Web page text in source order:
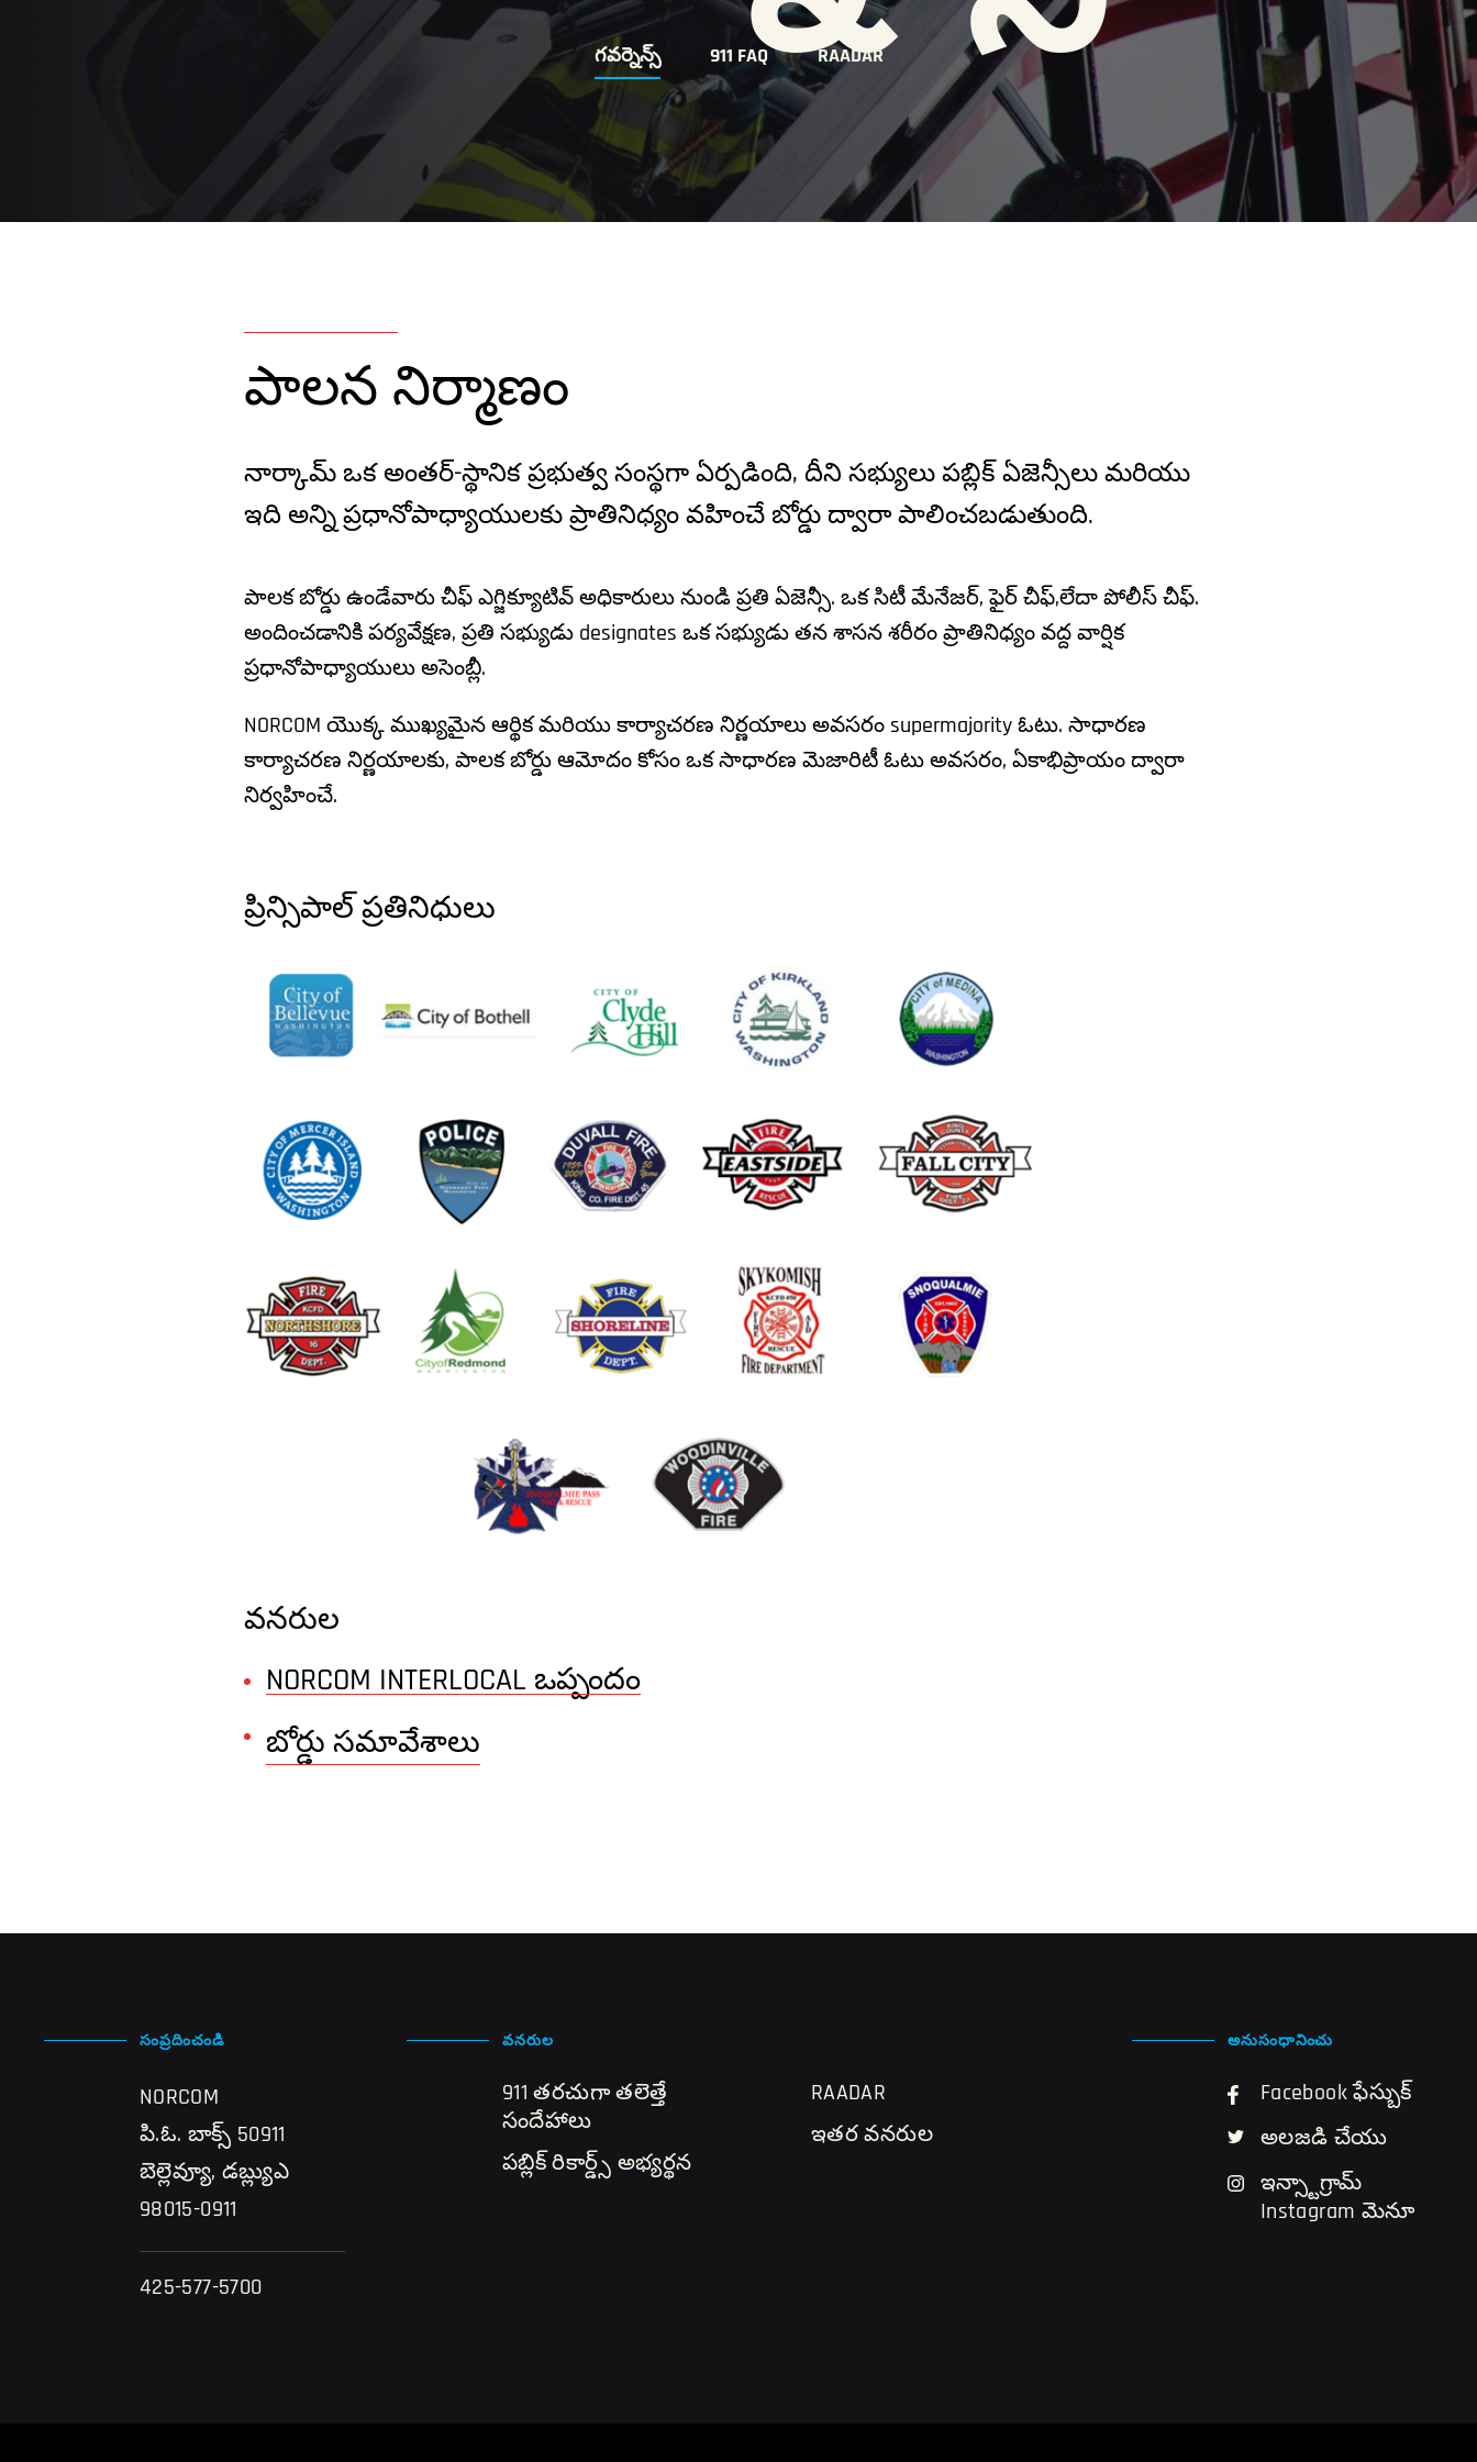
గవర్నెన్స్ 911 FAQ RAADAR
పాలన నిర్మాణం
నార్కామ్ ఒక అంతర్-స్థానిక ప్రభుత్వ సంస్థగా ఏర్పడింది, దీని సభ్యులు పబ్లిక్ ఏజెన్సీలు మరియు
ఇది అన్ని ప్రధానోపాధ్యాయులకు ప్రాతినిధ్యం వహించే బోర్డు ద్వారా పాలించబడుతుంది.
పాలక బోర్డు ఉండేవారు చీఫ్ ఎగ్జిక్యూటివ్ అధికారులు నుండి ప్రతి ఏజెన్సీ. ఒక సిటీ మేనేజర్, ఫైర్ చీఫ్,లేదా పోలీస్ చీఫ్.
అందించడానికి పర్యవేక్షణ, ప్రతి సభ్యుడు designates ఒక సభ్యుడు తన శాసన శరీరం ప్రాతినిధ్యం వద్ద వార్షిక
ప్రధానోపాధ్యాయులు అసెంబ్లీ.
NORCOM యొక్క ముఖ్యమైన ఆర్థిక మరియు కార్యాచరణ నిర్ణయాలు అవసరం supermajority ఓటు. సాధారణ
కార్యాచరణ నిర్ణయాలకు, పాలక బోర్డు ఆమోదం కోసం ఒక సాధారణ మెజారిటీ ఓటు అవసరం, ఏకాభిప్రాయం ద్వారా
నిర్వహించే.
ప్రిన్సిపాల్ ప్రతినిధులు
వనరుల
NORCOM INTERLOCAL ఒప్పందం
బోర్డు సమావేశాలు
సంప్రదించండి
NORCOM
పి.ఓ. బాక్స్ 50911
బెల్లెవ్యూ, డబ్ల్యుఎ
98015-0911
425-577-5700
వనరుల
911 తరచుగా తలెత్తే
సందేహాలు
పబ్లిక్ రికార్డ్స్ అభ్యర్థన
RAADAR
ఇతర వనరుల
అనుసంధానించు
Facebook ఫేస్బుక్
అలజడి చేయు
ఇన్స్టాగ్రామ్
Instagram మెనూ